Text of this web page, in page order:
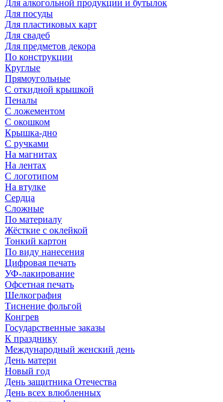
Для алкогольной продукции и бутылок
Для посуды
Для пластиковых карт
Для свадеб
Для предметов декора
По конструкции
Круглые
Прямоугольные
С откидной крышкой
Пеналы
С ложементом
С окошком
Крышка-дно
С ручками
На магнитах
На лентах
С логотипом
На втулке
Сердца
Сложные
По материалу
Жёсткие с оклейкой
Тонкий картон
По виду нанесения
Цифровая печать
УФ-лакирование
Офсетная печать
Шелкография
Тиснение фольгой
Конгрев
Государственные заказы
К празднику
Международный женский день
День матери
Новый год
День защитника Отечества
День всех влюбленных